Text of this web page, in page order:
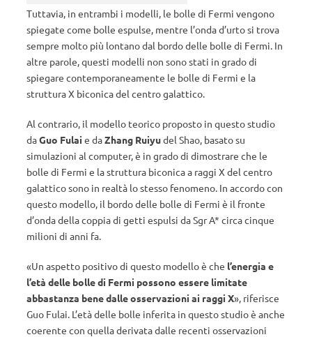
Tuttavia, in entrambi i modelli, le bolle di Fermi vengono
spiegate come bolle espulse, mentre l’onda d’urto si trova
sempre molto più lontano dal bordo delle bolle di Fermi. In
altre parole, questi modelli non sono stati in grado di
spiegare contemporaneamente le bolle di Fermi e la
struttura X biconica del centro galattico.
Al contrario, il modello teorico proposto in questo studio
daGuo Fulai e daZhang Ruiyudel Shao, basato su
simulazioni al computer, è in grado di dimostrare che le
bolle di Fermi e la struttura biconica a raggi X del centro
galattico sono in realtà lo stesso fenomeno. In accordo con
questo modello, il bordo delle bolle di Fermi è il fronte
d’onda della coppia di getti espulsi da Sgr A* circa cinque
milioni di anni fa.
«Un aspetto positivo di questo modello è che l’energia e
l’età delle bolle di Fermi possono essere limitate
abbastanza bene dalle osservazioni ai raggi X», riferisce
Guo Fulai. L’età delle bolle inferita in questo studio è anche
coerente con quella derivata dalle recenti osservazioni